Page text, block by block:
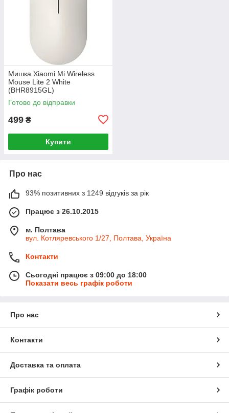
Мишка Xiaomi Mi Wireless
Mouse Lite 2 White
(BHR8915GL)
Готово до відправки
499 ₴
Купити
Про нас
93% позитивних з 1249 відгуків за рік
Працює з 26.10.2015
м. Полтава
вул. Котляревського 1/27, Полтава, Україна
Контакти
Сьогодні працює з 09:00 до 18:00
Показати весь графік роботи
Про нас
Контакти
Доставка та оплата
Графік роботи